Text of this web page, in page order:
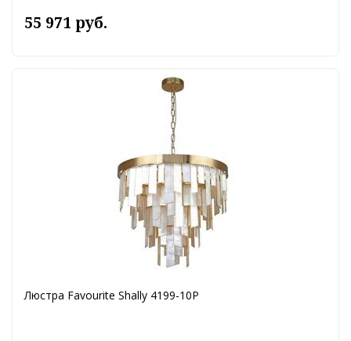
55 971 руб.
Люстра Favourite Shally 4199-10P